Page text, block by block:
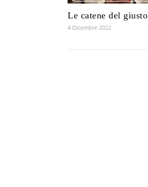
Le catene del giusto
4 Dicembre 2022